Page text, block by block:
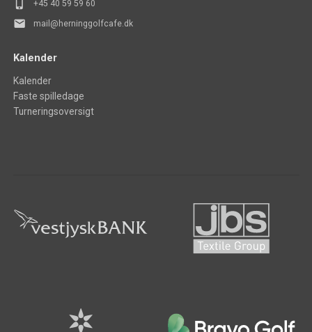
phone_iphone +45 40 59 59 60
mail mail@herninggolfcafe.dk
Kalender
Kalender
Faste spilledage
Turneringsoversigt